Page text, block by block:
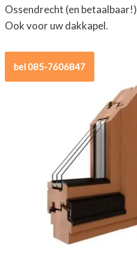
Ossendrecht (en betaalbaar!)
Ook voor uw dakkapel.
bel 085-7606847